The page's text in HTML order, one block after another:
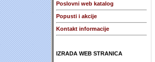
Poslovni web katalog
Popusti i akcije
Kontakt informacije
IZRADA WEB STRANICA